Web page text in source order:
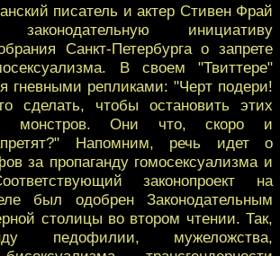
писатель и актер Стивен Фрай
законодательную инициативу
Санкт-Петербурга о запрете
В своем "Твиттере"
гневными репликами: "Черт подери!
сделать, чтобы остановить этих
монстров. Они что, скоро и
Напомним, речь идет о
за пропаганду гомосексуализма и
законопроект на
был одобрен Законодательным
столицы во втором чтении. Так,
педофилии, мужеложства,